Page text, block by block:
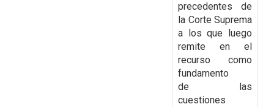
precedentes de
la Corte Suprema
a los que luego
remite en el
recurso como
fundamento
de
las
cuestiones